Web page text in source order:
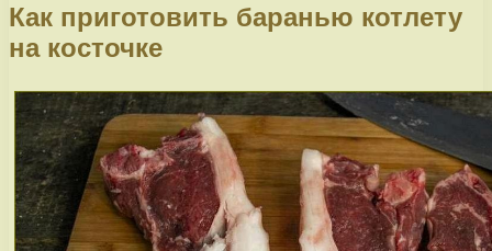
Как приготовить баранью котлету
на косточке